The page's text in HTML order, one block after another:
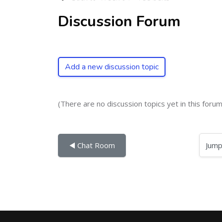
Discussion Forum
Add a new discussion topic
(There are no discussion topics yet in this
◀︎ Chat Room Jump to...